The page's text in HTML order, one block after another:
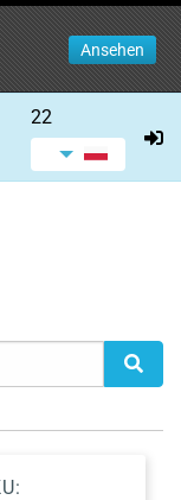
Ansehen
22